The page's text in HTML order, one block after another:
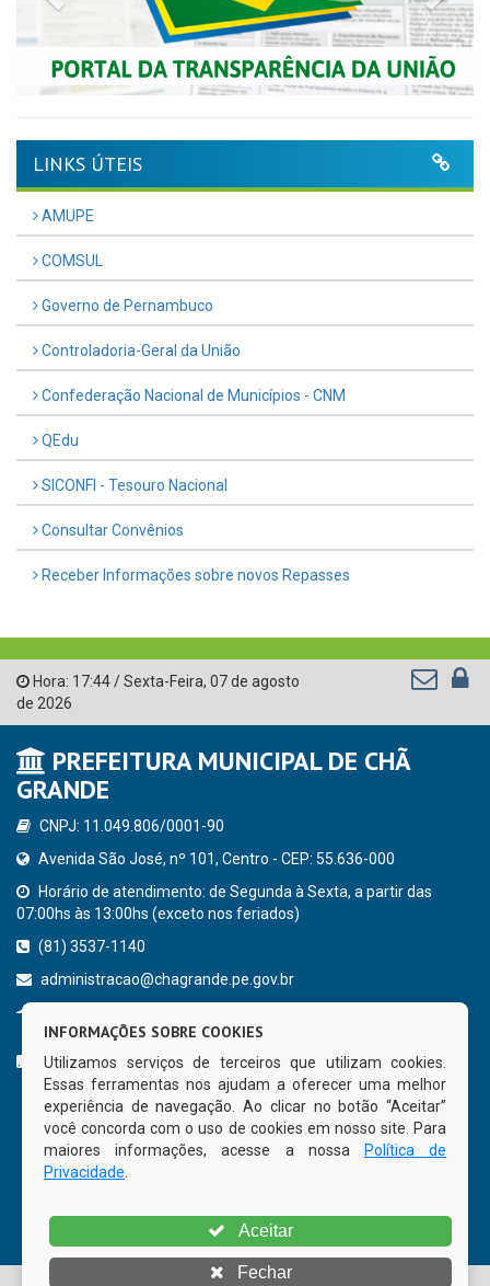
LINKS ÚTEIS
AMUPE
COMSUL
Governo de Pernambuco
Controladoria-Geral da União
Confederação Nacional de Municípios - CNM
QEdu
SICONFI - Tesouro Nacional
Consultar Convênios
Receber Informações sobre novos Repasses
Hora: 17:44/Sexta-Feira, 07 de agosto
de 2026
PREFEITURA MUNICIPAL DE CHÃ
GRANDE
CNPJ: 11.049.806/0001-90
Avenida São José, nº 101, Centro - CEP: 55.636-000
Horário de atendimento: de Segunda à Sexta, a partir das
07:00hs às 13:00hs (exceto nos feriados)
(81) 3537-1140
administracao@chagrande.pe.gov.br
CURTA NOSSA FAN PAGE
INFORMAÇÕES SOBRE COOKIES
Utilizamos serviços de terceiros que utilizam cookies.
Essas ferramentas nos ajudam a oferecer uma melhor
experiência de navegação. Ao clicar no botão “Aceitar”
você concorda com o uso de cookies em nosso site. Para
maiores informações, acesse a nossa
Política de
Privacidade
Aceitar
Fechar